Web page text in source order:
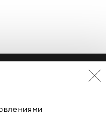
Материалы сайта
Запрещается
использование